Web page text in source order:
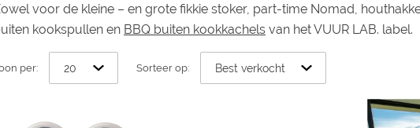
voor de kleine – en grote fikkie stoker, part-time Nomad,
kookspullen en BBQ buiten kookkachels van het VUUR LAB. label.
per: Sorteer op: